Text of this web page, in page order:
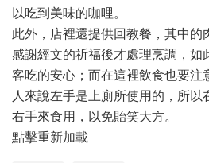
以吃到美味的咖哩。
此外，店裡還提供回教餐，其中的
感謝經文的祈福後才處理烹調，如
客吃的安心；而在這裡飲食也要注
人來說左手是上廁所使用的，所以
右手來食用，以免貽笑大方。
點擊重新加載